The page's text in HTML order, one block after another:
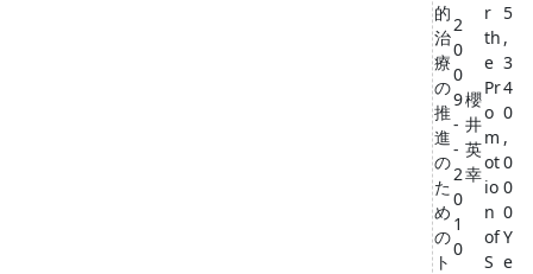
的
治
療
の
推
進
の
た
め
の
ト
2
0
0
9
-
-
2
0
1
0
櫻
井
英
幸
r
th
e
Pr
o
m
ot
io
n
of
S
5
,
3
4
0
,
0
0
0
Y
e